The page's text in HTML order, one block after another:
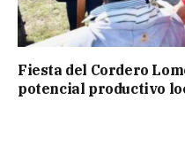
Fiesta del Cordero
potencial productivo